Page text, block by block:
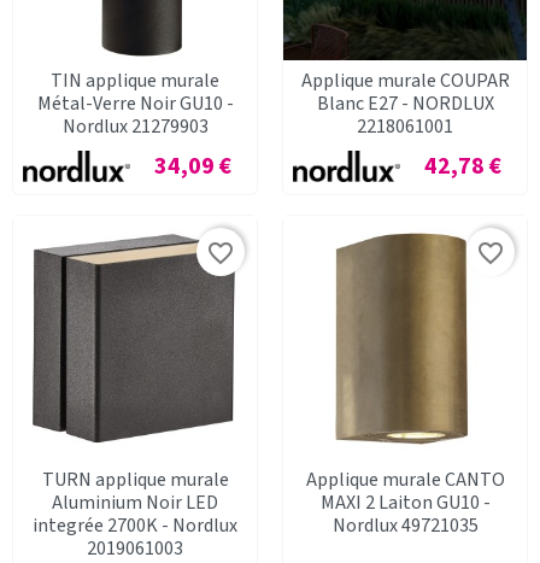
TIN applique murale
Métal-Verre Noir GU10 -
Nordlux 21279903
Prix
34,09 €
Applique murale COUPAR
Blanc E27 - NORDLUX
2218061001
Prix
42,78 €
TURN applique murale
Aluminium Noir LED
integrée 2700K - Nordlux
2019061003
favorite_border
Applique murale CANTO
MAXI 2 Laiton GU10 -
Nordlux 49721035
favorite_border